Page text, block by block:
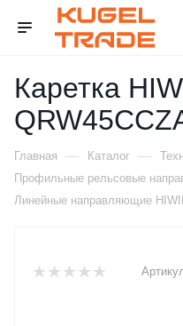
Каретка
Главная — Каталог —
Профильные рельсовые
Линейные направляющие